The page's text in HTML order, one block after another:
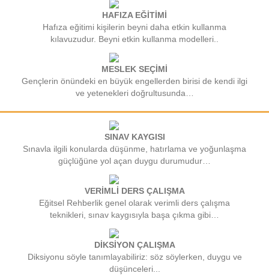
HAFIZA EĞİTİMİ
Hafıza eğitimi kişilerin beyni daha etkin kullanma
kılavuzudur. Beyni etkin kullanma modelleri..
MESLEK SEÇİMİ
Gençlerin önündeki en büyük engellerden birisi de kendi ilgi
ve yetenekleri doğrultusunda…
SINAV KAYGISI
Sınavla ilgili konularda düşünme, hatırlama ve yoğunlaşma
güçlüğüne yol açan duygu durumudur…
VERİMLİ DERS ÇALIŞMA
Eğitsel Rehberlik genel olarak verimli ders çalışma
teknikleri, sınav kaygısıyla başa çıkma gibi…
DİKSİYON ÇALIŞMA
Diksiyonu söyle tanımlayabiliriz: söz söylerken, duygu ve
düşünceleri...